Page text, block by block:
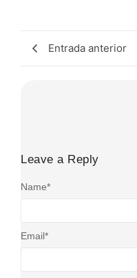
Entrada anterior
Leave a Reply
Name*
Email*